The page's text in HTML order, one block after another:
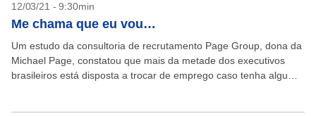
12/03/21 - 9:30min
Me chama que eu vou…
Um estudo da consultoria de recrutamento Page Group, dona da
Michael Page, constatou que mais da metade dos executivos
brasileiros está disposta a trocar de emprego caso tenha alguma